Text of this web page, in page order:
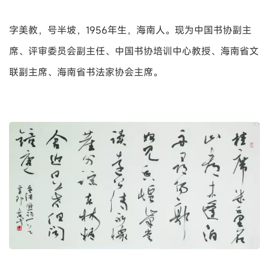
字美教，号半坡，1956年生，海南人。现为中国书协副主
席、评审委员会副主任、中国书协培训中心教授、海南省文
联副主席、海南省书法家协会主席。